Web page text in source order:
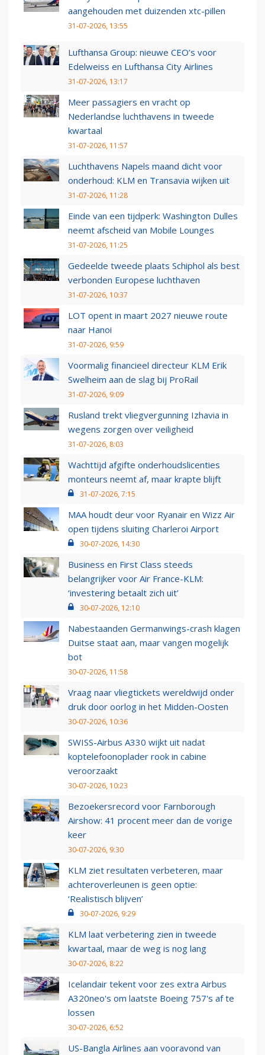
aangehouden met duizenden xtc-pillen
31-07-2026, 13:55
Lufthansa Group: nieuwe CEO’s voor
Edelweiss en Lufthansa City Airlines
31-07-2026, 13:17
Meer passagiers en vracht op
Nederlandse luchthavens in tweede
kwartaal
31-07-2026, 11:57
Luchthavens Napels maand dicht voor
onderhoud: KLM en Transavia wijken uit
31-07-2026, 11:28
Einde van een tijdperk: Washington Dulles
neemt afscheid van Mobile Lounges
31-07-2026, 11:25
Gedeelde tweede plaats Schiphol als best
verbonden Europese luchthaven
31-07-2026, 10:37
LOT opent in maart 2027 nieuwe route
naar Hanoi
31-07-2026, 9:59
Voormalig financieel directeur KLM Erik
Swelheim aan de slag bij ProRail
31-07-2026, 9:09
Rusland trekt vliegvergunning Izhavia in
wegens zorgen over veiligheid
31-07-2026, 8:03
Wachttijd afgifte onderhoudslicenties
monteurs neemt af, maar krapte blijft
31-07-2026, 7:15
MAA houdt deur voor Ryanair en Wizz Air
open tijdens sluiting Charleroi Airport
30-07-2026, 14:30
Business en First Class steeds
belangrijker voor Air France-KLM:
‘investering betaalt zich uit’
30-07-2026, 12:10
Nabestaanden Germanwings-crash klagen
Duitse staat aan, maar vangen mogelijk
bot
30-07-2026, 11:58
Vraag naar vliegtickets wereldwijd onder
druk door oorlog in het Midden-Oosten
30-07-2026, 10:36
SWISS-Airbus A330 wijkt uit nadat
koptelefoonoplader rook in cabine
veroorzaakt
30-07-2026, 10:23
Bezoekersrecord voor Farnborough
Airshow: 41 procent meer dan de vorige
keer
30-07-2026, 9:30
KLM ziet resultaten verbeteren, maar
achteroverleunen is geen optie:
‘Realistisch blijven’
30-07-2026, 9:29
KLM laat verbetering zien in tweede
kwartaal, maar de weg is nog lang
30-07-2026, 8:22
Icelandair tekent voor zes extra Airbus
A320neo's om laatste Boeing 757's af te
lossen
30-07-2026, 6:52
US-Bangla Airlines aan vooravond van